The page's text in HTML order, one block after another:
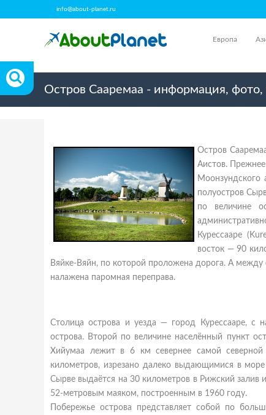
info@about-planet.ru
Европа
Остров Сааремаа - информация, фото,
Остров
Аистов.
полуостров
по величине
Курессааре
восток — 90
Вяйке-Вяйн, по которой проложена дорога. А между
налажена паромная переправа.
Столица острова и уезда — город Курессааре, с
острова. Второй по величине населённый пункт
Хийумаа лежит в 6 км севернее самой
километров, изрезано далеко выдающимися в
Сырве выдаётся на 30 километров в Рижский залив
52-метровым маяком, построенным в 1960 году.
Побережье острова представляет собой по